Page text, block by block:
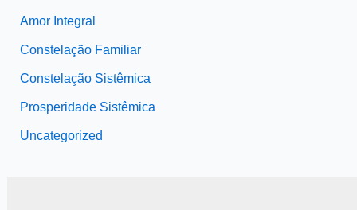
Amor Integral
Constelação Familiar
Constelação Sistêmica
Prosperidade Sistêmica
Uncategorized